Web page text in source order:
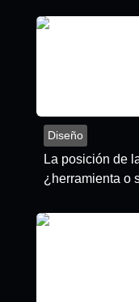
Diseño
La posición de
¿herramienta o